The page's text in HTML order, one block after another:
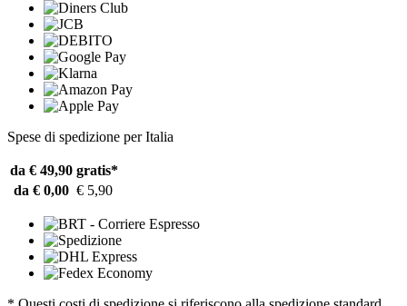
Spese di spedizione per Italia
da € 49,90 gratis*
da € 0,00 € 5,90